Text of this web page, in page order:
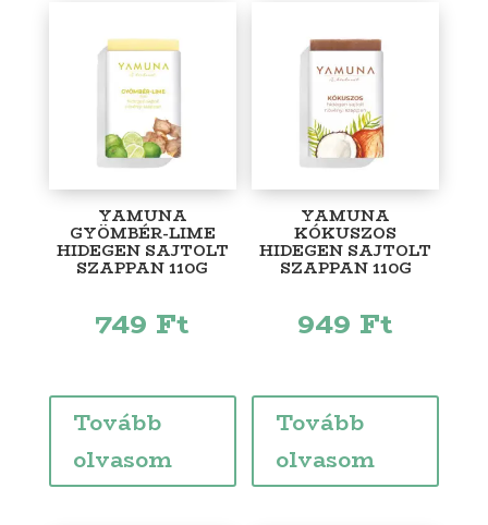
YAMUNA
GYÖMBÉR-LIME
HIDEGEN SAJTOLT
SZAPPAN 110G
749 Ft
Tovább
olvasom
YAMUNA
KÓKUSZOS
HIDEGEN SAJTOLT
SZAPPAN 110G
949 Ft
Tovább
olvasom